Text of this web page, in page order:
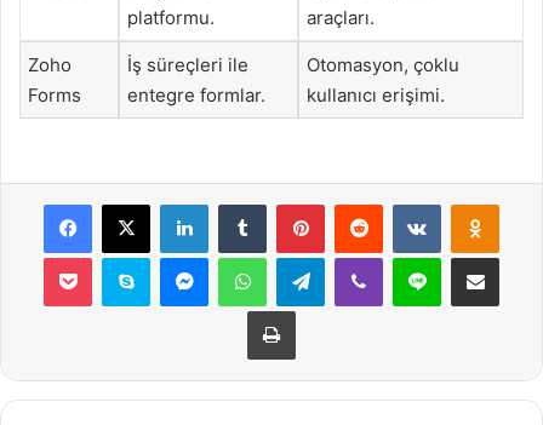
platformu.
araçları.
Zoho
Forms
İş süreçleri ile
entegre formlar.
Otomasyon, çoklu
kullanıcı erişimi.
Facebook
X LinkedInTumblr PinterestReddit VKontakte
Pocket Skype MessengerWhatsAppTelegramViber Line E-Posta ile
Yazdır